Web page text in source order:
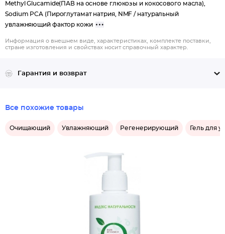
Результат: деликатно очищает кожу, освежает и тонизирует,
MIT.
Methyl Glucamide(ПАВ на основе глюкозы и кокосового масла),
Sodium PCA (Пироглутамат натрия, NMF / натуральный
увлажняющий фактор кожи
Информация о внешнем виде, характеристиках, комплекте поставки,
стране изготовления и свойствах носит справочный характер.
Гарантия и возврат
Все похожие товары
Очищающий Увлажняющий Регенерирующий Гель для